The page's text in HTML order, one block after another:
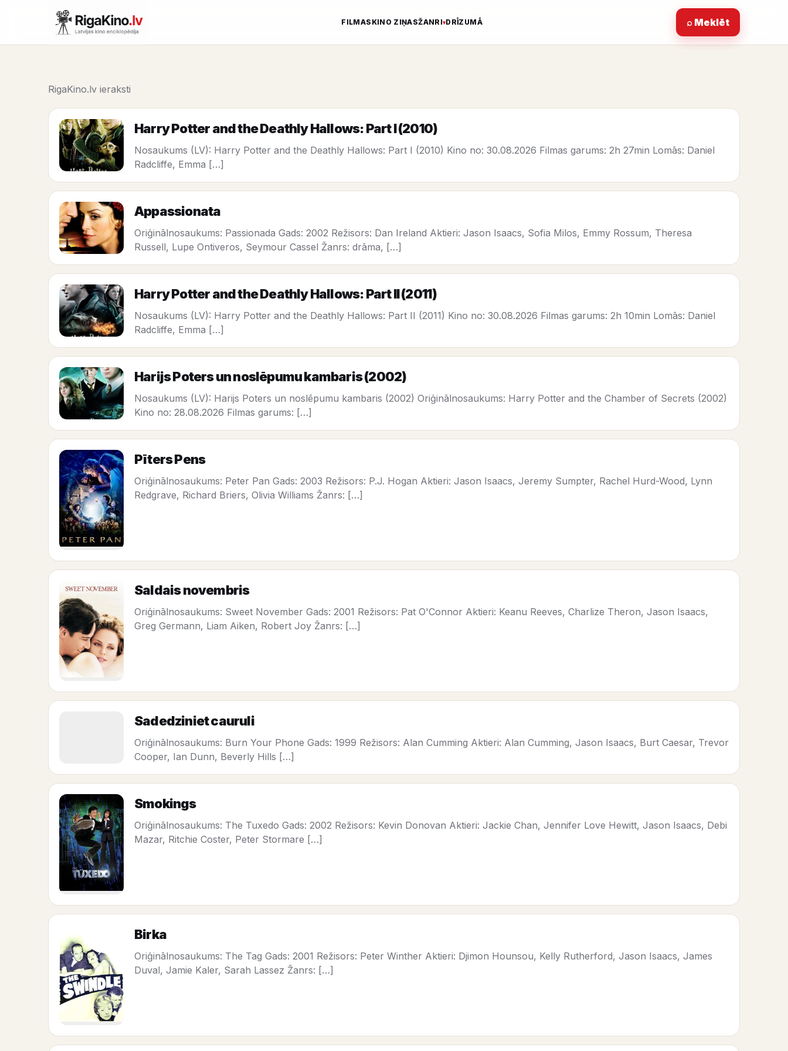
FILMAS KINO ZIŅASŽANRI DRĪZUMĀ ⌕ Meklēt
RigaKino.lv ieraksti
Harry Potter and the Deathly Hallows: Part I (2010)
Nosaukums (LV): Harry Potter and the Deathly Hallows: Part I (2010) Kino no: 30.08.2026 Filmas garums: 2h 27min Lomās: Daniel
Radcliffe, Emma […]
Appassionata
Oriģinālnosaukums: Passionada Gads: 2002 Režisors: Dan Ireland Aktieri: Jason Isaacs, Sofia Milos, Emmy Rossum, Theresa
Russell, Lupe Ontiveros, Seymour Cassel Žanrs: drāma, […]
Harry Potter and the Deathly Hallows: Part II (2011)
Nosaukums (LV): Harry Potter and the Deathly Hallows: Part II (2011) Kino no: 30.08.2026 Filmas garums: 2h 10min Lomās: Daniel
Radcliffe, Emma […]
Harijs Poters un noslēpumu kambaris (2002)
Nosaukums (LV): Harijs Poters un noslēpumu kambaris (2002) Oriģinālnosaukums: Harry Potter and the Chamber of Secrets (2002)
Kino no: 28.08.2026 Filmas garums: […]
Pīters Pens
Oriģinālnosaukums: Peter Pan Gads: 2003 Režisors: P.J. Hogan Aktieri: Jason Isaacs, Jeremy Sumpter, Rachel Hurd-Wood, Lynn
Redgrave, Richard Briers, Olivia Williams Žanrs: […]
Saldais novembris
Oriģinālnosaukums: Sweet November Gads: 2001 Režisors: Pat O'Connor Aktieri: Keanu Reeves, Charlize Theron, Jason Isaacs,
Greg Germann, Liam Aiken, Robert Joy Žanrs: […]
Sadedziniet cauruli
Oriģinālnosaukums: Burn Your Phone Gads: 1999 Režisors: Alan Cumming Aktieri: Alan Cumming, Jason Isaacs, Burt Caesar, Trevor
Cooper, Ian Dunn, Beverly Hills […]
Smokings
Oriģinālnosaukums: The Tuxedo Gads: 2002 Režisors: Kevin Donovan Aktieri: Jackie Chan, Jennifer Love Hewitt, Jason Isaacs, Debi
Mazar, Ritchie Coster, Peter Stormare […]
Birka
Oriģinālnosaukums: The Tag Gads: 2001 Režisors: Peter Winther Aktieri: Djimon Hounsou, Kelly Rutherford, Jason Isaacs, James
Duval, Jamie Kaler, Sarah Lassez Žanrs: […]